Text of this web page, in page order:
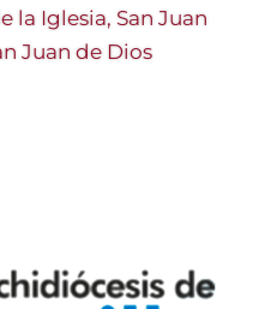
la Iglesia, San Juan
Juan de Dios